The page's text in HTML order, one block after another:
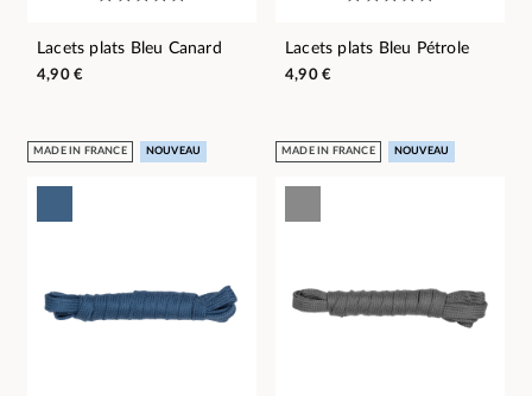
Lacets plats Bleu Canard
4,90 €
Lacets plats Bleu Pétrole
4,90 €
MADE IN FRANCE NOUVEAU MADE IN FRANCE NOUVEAU